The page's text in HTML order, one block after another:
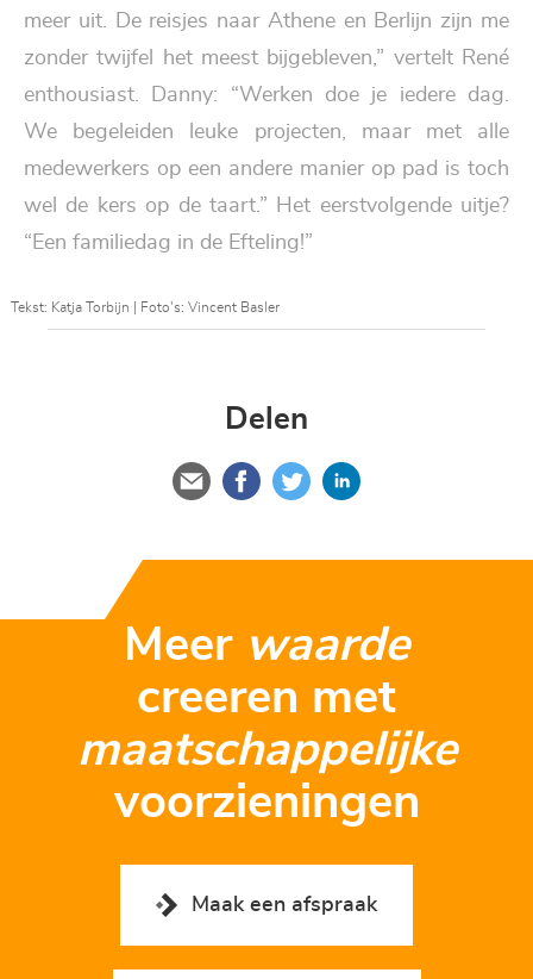
meer uit. De reisjes naar Athene en Berlijn zijn me
zonder twijfel het meest bijgebleven,” vertelt René
enthousiast. Danny: “Werken doe je iedere dag.
We begeleiden leuke projecten, maar met alle
medewerkers op een andere manier op pad is toch
wel de kers op de taart.” Het eerstvolgende uitje?
“Een familiedag in de Efteling!”
Tekst: Katja Torbijn | Foto's: Vincent Basler
Delen
Meer waarde
creeren met
maatschappelijke
voorzieningen
Maak een afspraak